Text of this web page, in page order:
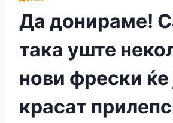
Да донираме!
така уште
нови фрески ќе
красат